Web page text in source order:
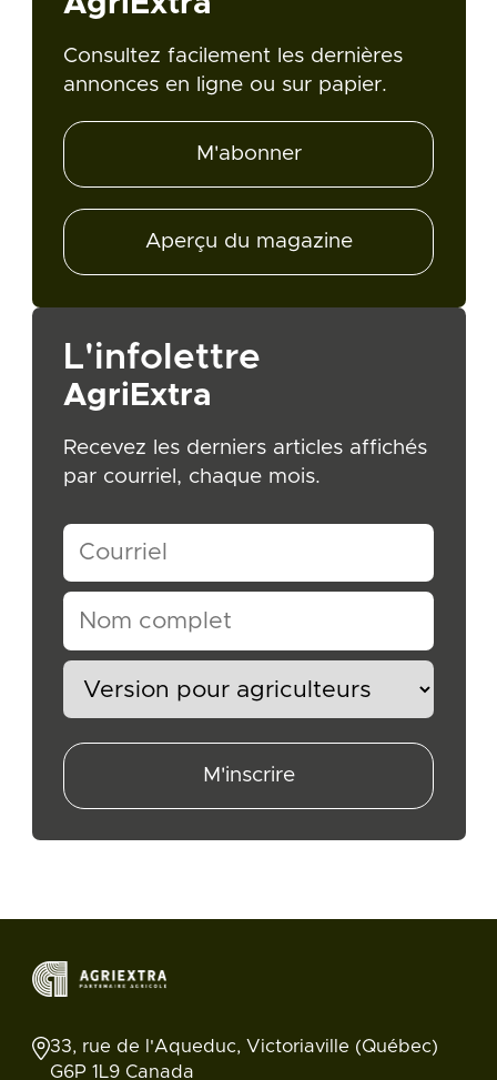
Consultez facilement les dernières
annonces en ligne ou sur papier.
M'abonner
Aperçu du magazine
L'infolettre
AgriExtra
Recevez les derniers articles affichés
par courriel, chaque mois.
M'inscrire
33, rue de l'Aqueduc, Victoriaville (Québec)
G6P 1L9 Canada